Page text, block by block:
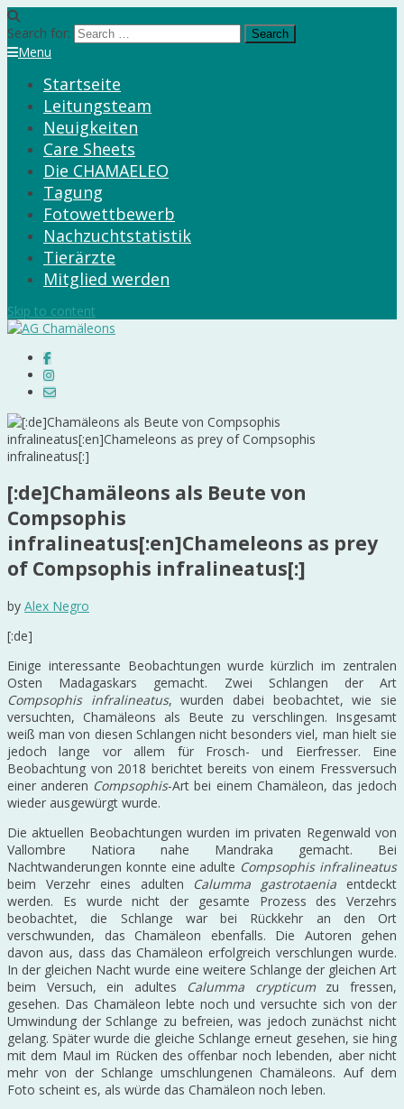
Search for:
Menu
Startseite
Leitungsteam
Neuigkeiten
Care Sheets
Die CHAMAELEO
Tagung
Fotowettbewerb
Nachzuchtstatistik
Tierärzte
Mitglied werden
Skip to content
[:de]Chamäleons als Beute von
Compsophis
infralineatus[:en]Chameleons as prey
of Compsophis infralineatus[:]
by Alex Negro
[:de]
Einige interessante Beobachtungen wurde kürzlich im zentralen
Osten Madagaskars gemacht. Zwei Schlangen der Art
Compsophis infralineatus, wurden dabei beobachtet, wie sie
versuchten, Chamäleons als Beute zu verschlingen. Insgesamt
weiß man von diesen Schlangen nicht besonders viel, man hielt sie
jedoch lange vor allem für Frosch- und Eierfresser. Eine
Beobachtung von 2018 berichtet bereits von einem Fressversuch
einer anderen Compsophis-Art bei einem Chamäleon, das jedoch
wieder ausgewürgt wurde.
Die aktuellen Beobachtungen wurden im privaten Regenwald von
Vallombre Natiora nahe Mandraka gemacht. Bei
Nachtwanderungen konnte eine adulte Compsophis infralineatus
beim Verzehr eines adulten Calumma gastrotaenia entdeckt
werden. Es wurde nicht der gesamte Prozess des Verzehrs
beobachtet, die Schlange war bei Rückkehr an den Ort
verschwunden, das Chamäleon ebenfalls. Die Autoren gehen
davon aus, dass das Chamäleon erfolgreich verschlungen wurde.
In der gleichen Nacht wurde eine weitere Schlange der gleichen Art
beim Versuch, ein adultes Calumma crypticumzu fressen,
gesehen. Das Chamäleon lebte noch und versuchte sich von der
Umwindung der Schlange zu befreien, was jedoch zunächst nicht
gelang. Später wurde die gleiche Schlange erneut gesehen, sie hing
mit dem Maul im Rücken des offenbar noch lebenden, aber nicht
mehr von der Schlange umschlungenen Chamäleons. Auf dem
Foto scheint es, als würde das Chamäleon noch leben.